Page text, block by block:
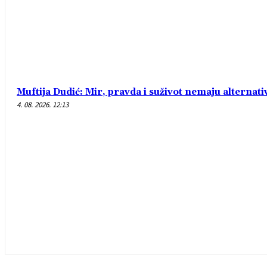
Muftija Dudić: Mir, pravda i suživot nemaju
4. 08. 2026. 12:13